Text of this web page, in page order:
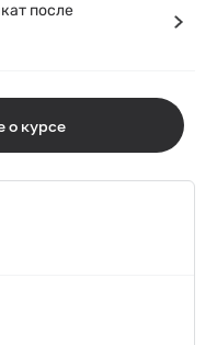
после
о курсе